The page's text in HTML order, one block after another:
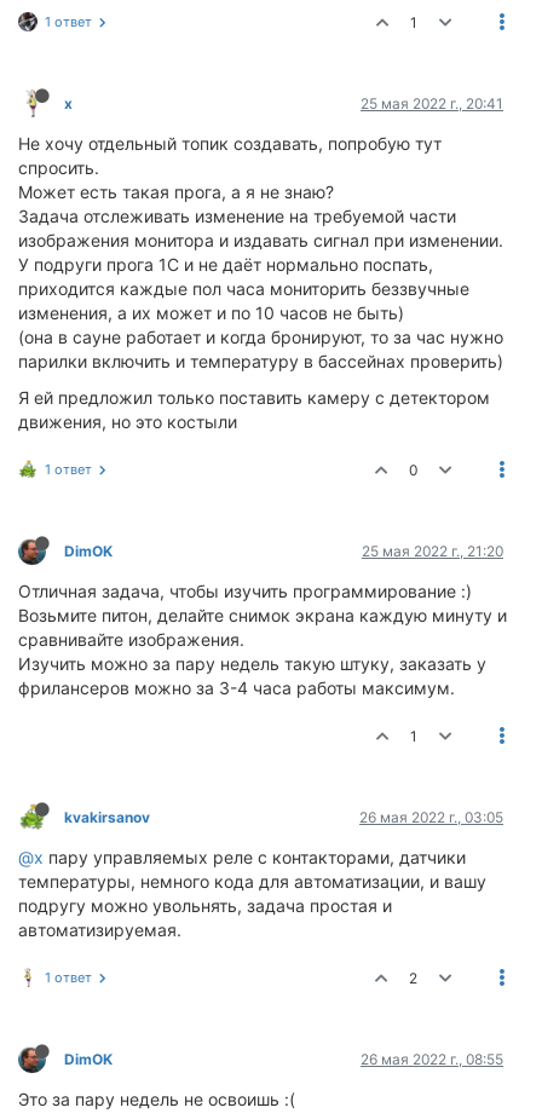
1 ответ 1
x 25 мая 2022 г., 20:41
Не хочу отдельный топик создавать, попробую тут
спросить.
Может есть такая прога, а я не знаю?
Задача отслеживать изменение на требуемой части
изображения монитора и издавать сигнал при изменении.
У подруги прога 1С и не даёт нормально поспать,
приходится каждые пол часа мониторить беззвучные
изменения, а их может и по 10 часов не быть)
(она в сауне работает и когда бронируют, то за час нужно
парилки включить и температуру в бассейнах проверить)
Я ей предложил только поставить камеру с детектором
движения, но это костыли
1 ответ 0
DimOK 25 мая 2022 г., 21:20
Отличная задача, чтобы изучить программирование :)
Возьмите питон, делайте снимок экрана каждую минуту и
сравнивайте изображения.
Изучить можно за пару недель такую штуку, заказать у
фрилансеров можно за 3-4 часа работы максимум.
1
kvakirsanov 26 мая 2022 г., 03:05
@x пару управляемых реле с контакторами, датчики
температуры, немного кода для автоматизации, и вашу
подругу можно увольнять, задача простая и
автоматизируемая.
1 ответ 2
DimOK 26 мая 2022 г., 08:55
Это за пару недель не освоишь :(